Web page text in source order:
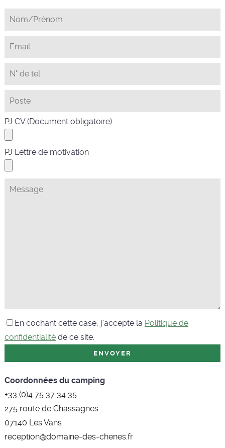
PJ CV (Document obligatoire)
PJ Lettre de motivation
En cochant cette case, j’accepte la Politique de
confidentialitéde ce site.
Coordonnées du camping
+33 (0)4 75 37 34 35
275 route de Chassagnes
07140 Les Vans
reception@domaine-des-chenes.fr